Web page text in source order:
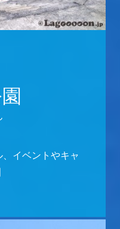
イベントやキャ